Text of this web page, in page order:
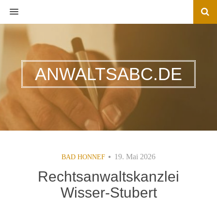
MENU
ANWALTSABC.DE
BAD HONNEF 19. Mai 2026
Rechtsanwaltskanzlei
Wisser-Stubert